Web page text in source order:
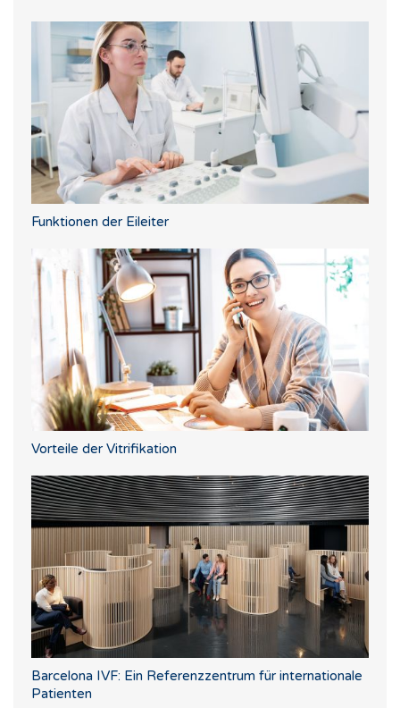
Funktionen der Eileiter
Vorteile der Vitrifikation
Barcelona IVF: Ein Referenzzentrum für internationale
Patienten